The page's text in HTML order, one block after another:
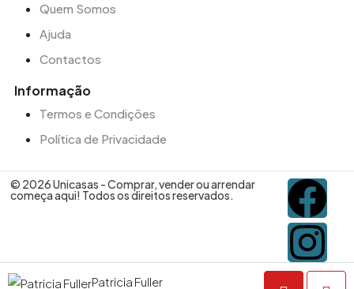
Patricia Fuller
Quem Somos
Ajuda
Contactos
Informação
Termos e Condições
Política de Privacidade
© 2026 Unicasas - Comprar, vender ou arrendar
começa aqui! Todos os direitos reservados.